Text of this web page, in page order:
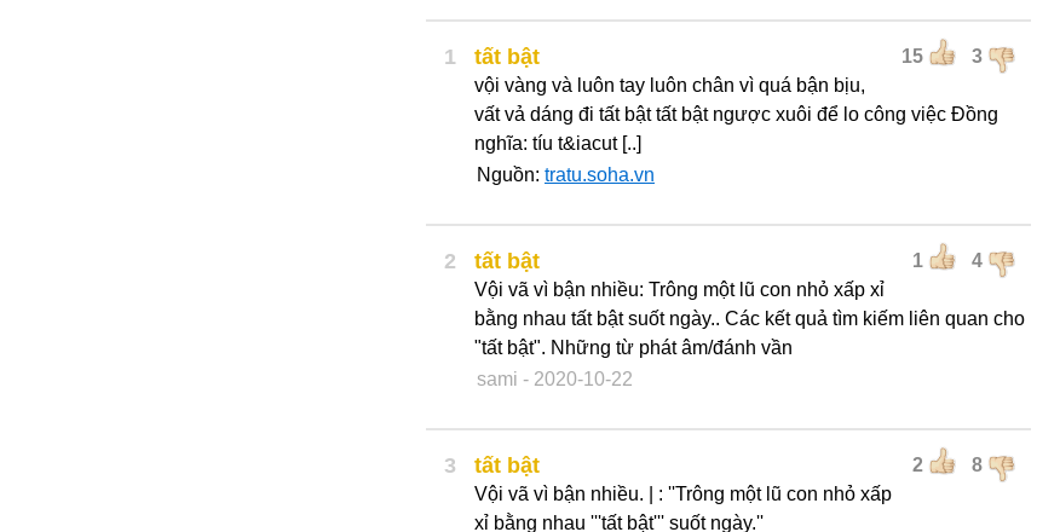
1 15 3
tất bật
vội vàng và luôn tay luôn chân vì quá bận bịu,
vất vả dáng đi tất bật tất bật ngược xuôi để lo công việc Đồng
nghĩa: tíu t&iacut [..]
Nguồn: tratu.soha.vn
2 1 4
tất bật
Vội vã vì bận nhiều: Trông một lũ con nhỏ xấp xỉ
bằng nhau tất bật suốt ngày.. Các kết quả tìm kiếm liên quan cho
"tất bật". Những từ phát âm/đánh vần
sami - 2020-10-22
3 2 8
tất bật
Vội vã vì bận nhiều. | : ''Trông một lũ con nhỏ xấp
xỉ bằng nhau '''tất bật''' suốt ngày.''